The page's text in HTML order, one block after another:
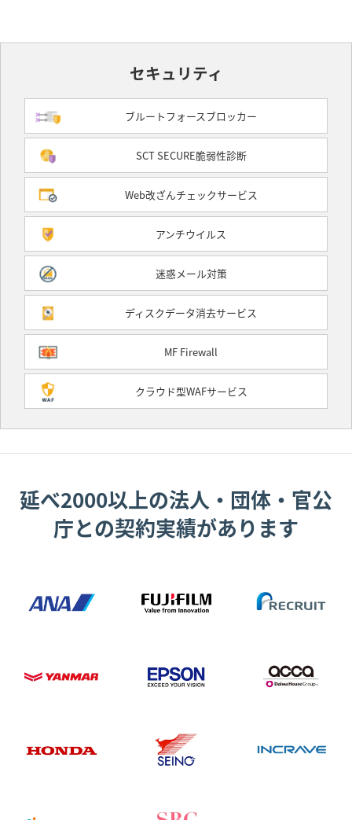
セキュリティ
ブルートフォースブロッカー
SCT SECURE脆弱性診断
Web改ざんチェックサービス
アンチウイルス
迷惑メール対策
ディスクデータ消去サービス
MF Firewall
クラウド型WAFサービス
延べ2000以上の法人・団体・官公
庁との契約実績があります